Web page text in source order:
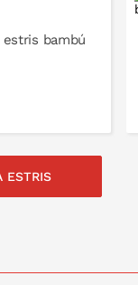
estris bambú
ESTRIS